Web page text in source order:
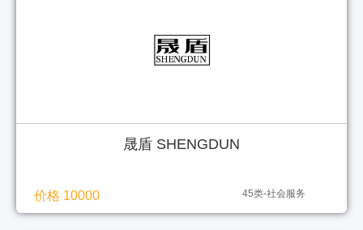
晟盾 SHENGDUN
价格 10000 45类-社会服务